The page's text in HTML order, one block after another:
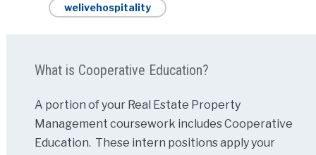
welivehospitality
What is Cooperative Education?
A portion of your Real Estate Property
Management coursework includes Cooperative
Education. These intern positions apply your